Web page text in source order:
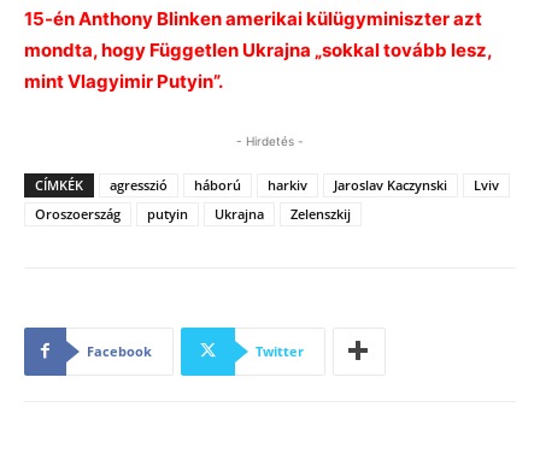
15-én Anthony Blinken amerikai külügyminiszter azt
mondta, hogy Független Ukrajna „sokkal tovább lesz,
mint Vlagyimir Putyin”.
- Hirdetés -
CÍMKÉK agresszió háború harkiv Jaroslav Kaczynski
Lviv
Oroszoerszág
putyin Ukrajna Zelenszkij
Facebook Twitter